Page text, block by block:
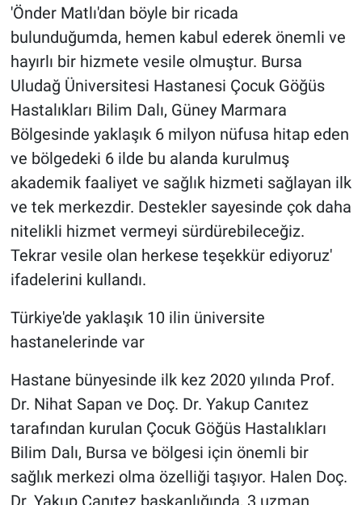
'Önder Matlı'dan böyle bir ricada
bulunduğumda, hemen kabul ederek önemli ve
hayırlı bir hizmete vesile olmuştur. Bursa
Uludağ Üniversitesi Hastanesi Çocuk Göğüs
Hastalıkları Bilim Dalı, Güney Marmara
Bölgesinde yaklaşık 6 milyon nüfusa hitap eden
ve bölgedeki 6 ilde bu alanda kurulmuş
akademik faaliyet ve sağlık hizmeti sağlayan ilk
ve tek merkezdir. Destekler sayesinde çok daha
nitelikli hizmet vermeyi sürdürebileceğiz.
Tekrar vesile olan herkese teşekkür ediyoruz'
ifadelerini kullandı.
Türkiye'de yaklaşık 10 ilin üniversite
hastanelerinde var
Hastane bünyesinde ilk kez 2020 yılında Prof.
Dr. Nihat Sapan ve Doç. Dr. Yakup Canıtez
tarafından kurulan Çocuk Göğüs Hastalıkları
Bilim Dalı, Bursa ve bölgesi için önemli bir
sağlık merkezi olma özelliği taşıyor. Halen Doç.
Dr. Yakup Canıtez başkanlığında, 3 uzman